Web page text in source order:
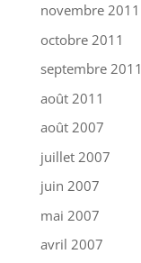
novembre 2011
octobre 2011
septembre 2011
août 2011
août 2007
juillet 2007
juin 2007
mai 2007
avril 2007